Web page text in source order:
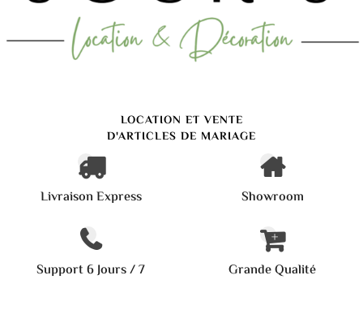
LOCATION ET VENTE
D'ARTICLES DE MARIAGE
Livraison Express Showroom
Support 6 Jours / 7 Grande Qualité